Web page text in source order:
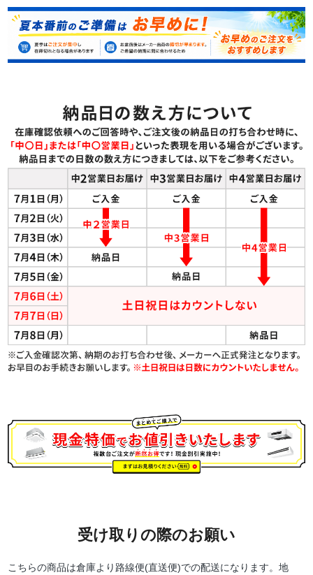
受け取りの際のお願い
こちらの商品は倉庫より路線便(直送便)での配送になります。地